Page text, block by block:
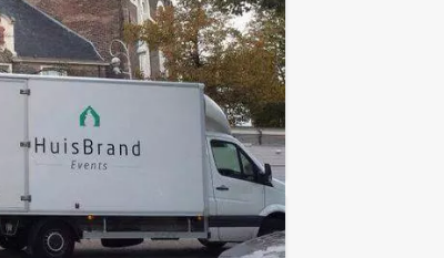
Favoriet
€ 24,50p.p. excl. BTW